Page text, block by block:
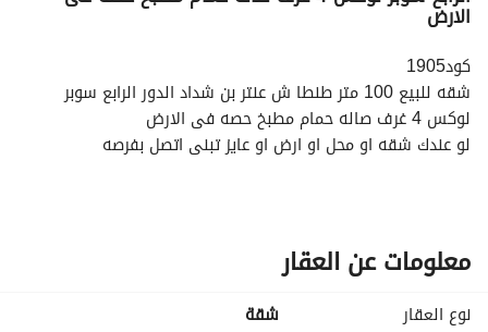
الارض
كود1905
لوكس 4 غرف صاله حمام مطبخ حصه فى الارض
لو عندك شقه او محل او ارض او عايز تبنى اتصل بفرصه
فرصه معاك فى اللى يهمك
متشلش هم
احنا مش بنبيع احنا بننقلك لحياه جديده
معلومات عن العقار
نوع العقار
شقة